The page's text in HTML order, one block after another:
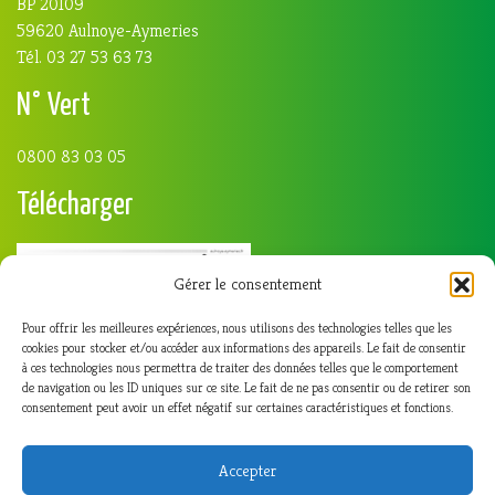
Gérer le consentement
Pour offrir les meilleures expériences, nous utilisons des technologies telles que les
cookies pour stocker et/ou accéder aux informations des appareils. Le fait de consentir
à ces technologies nous permettra de traiter des données telles que le comportement
de navigation ou les ID uniques sur ce site. Le fait de ne pas consentir ou de retirer son
consentement peut avoir un effet négatif sur certaines caractéristiques et fonctions.
Accepter
59620 Aulnoye-Aymeries
Tél. 03 27 53 63 73
N° Vert
0800 83 03 05
Télécharger